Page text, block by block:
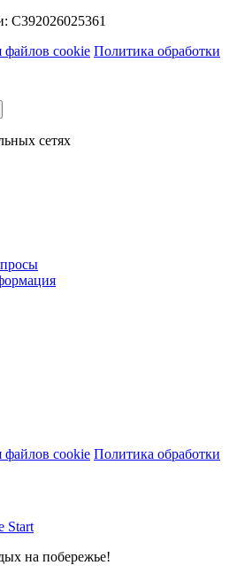
С392026025361
файлов cookie Политика обработки
сетях
файлов cookie Политика обработки
Start
на побережье!